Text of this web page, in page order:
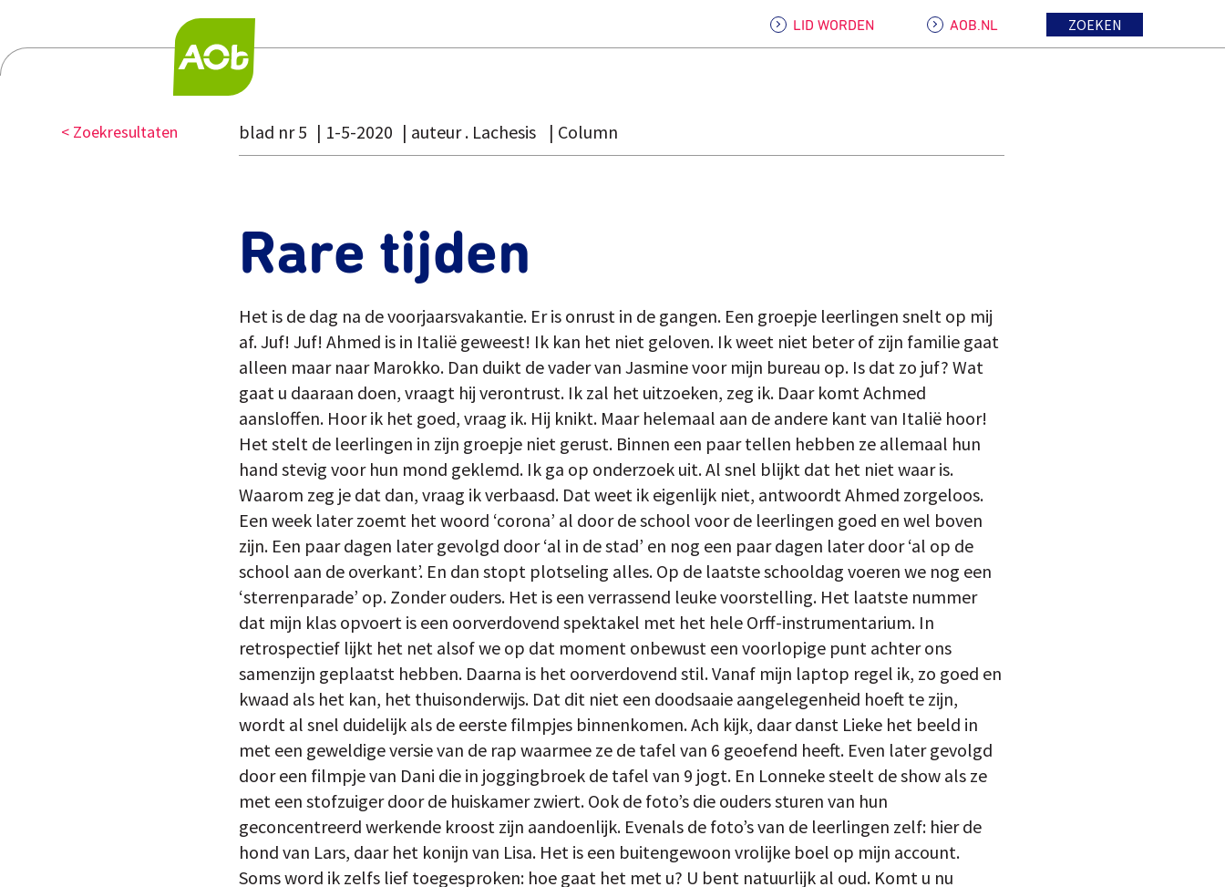
LID WORDEN AOB.NL ZOEKEN
< Zoekresultaten blad nr 5 1-5-2020 auteur . Lachesis Column
Rare tijden
Het is de dag na de voorjaarsvakantie. Er is onrust in de gangen. Een groepje leerlingen snelt op mij
af. Juf! Juf! Ahmed is in Italië geweest! Ik kan het niet geloven. Ik weet niet beter of zijn familie gaat
alleen maar naar Marokko. Dan duikt de vader van Jasmine voor mijn bureau op. Is dat zo juf? Wat
gaat u daaraan doen, vraagt hij verontrust. Ik zal het uitzoeken, zeg ik. Daar komt Achmed
aansloffen. Hoor ik het goed, vraag ik. Hij knikt. Maar helemaal aan de andere kant van Italië hoor!
Het stelt de leerlingen in zijn groepje niet gerust. Binnen een paar tellen hebben ze allemaal hun
hand stevig voor hun mond geklemd. Ik ga op onderzoek uit. Al snel blijkt dat het niet waar is.
Waarom zeg je dat dan, vraag ik verbaasd. Dat weet ik eigenlijk niet, antwoordt Ahmed zorgeloos.
Een week later zoemt het woord ‘corona’ al door de school voor de leerlingen goed en wel boven
zijn. Een paar dagen later gevolgd door ‘al in de stad’ en nog een paar dagen later door ‘al op de
school aan de overkant’. En dan stopt plotseling alles. Op de laatste schooldag voeren we nog een
‘sterrenparade’ op. Zonder ouders. Het is een verrassend leuke voorstelling. Het laatste nummer
dat mijn klas opvoert is een oorverdovend spektakel met het hele Orff-instrumentarium. In
retrospectief lijkt het net alsof we op dat moment onbewust een voorlopige punt achter ons
samenzijn geplaatst hebben. Daarna is het oorverdovend stil. Vanaf mijn laptop regel ik, zo goed en
kwaad als het kan, het thuisonderwijs. Dat dit niet een doodsaaie aangelegenheid hoeft te zijn,
wordt al snel duidelijk als de eerste filmpjes binnenkomen. Ach kijk, daar danst Lieke het beeld in
met een geweldige versie van de rap waarmee ze de tafel van 6 geoefend heeft. Even later gevolgd
door een filmpje van Dani die in joggingbroek de tafel van 9 jogt. En Lonneke steelt de show als ze
met een stofzuiger door de huiskamer zwiert. Ook de foto’s die ouders sturen van hun
geconcentreerd werkende kroost zijn aandoenlijk. Evenals de foto’s van de leerlingen zelf: hier de
hond van Lars, daar het konijn van Lisa. Het is een buitengewoon vrolijke boel op mijn account.
Soms word ik zelfs lief toegesproken: hoe gaat het met u? U bent natuurlijk al oud. Komt u nu